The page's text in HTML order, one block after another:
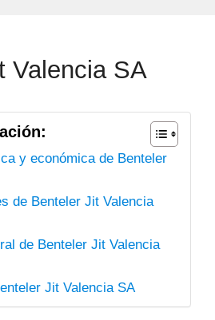
Valencia SA
y económica de Benteler
de Benteler Jit Valencia
de Benteler Jit Valencia
Jit Valencia SA